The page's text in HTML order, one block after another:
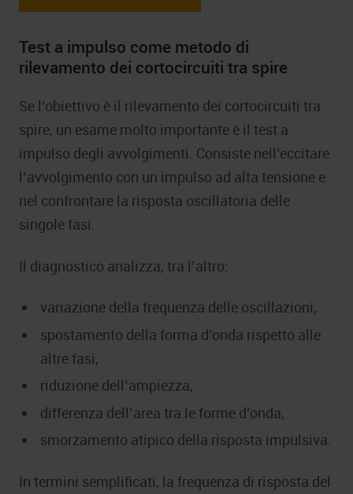
Test a impulso come metodo di
rilevamento dei cortocircuiti tra spire
Se l’obiettivo è il rilevamento dei cortocircuiti tra
spire, un esame molto importante è il test a
impulso degli avvolgimenti. Consiste nell’eccitare
l’avvolgimento con un impulso ad alta tensione e
nel confrontare la risposta oscillatoria delle
singole fasi.
Il diagnostico analizza, tra l’altro:
variazione della frequenza delle oscillazioni,
spostamento della forma d’onda rispetto alle
altre fasi,
riduzione dell’ampiezza,
differenza dell’area tra le forme d’onda,
smorzamento atipico della risposta impulsiva.
In termini semplificati, la frequenza di risposta del